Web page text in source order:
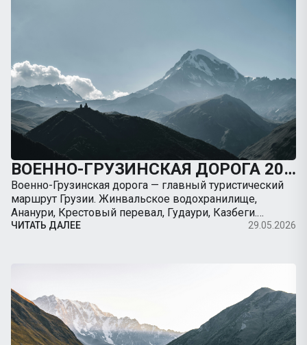
ВОЕННО-ГРУЗИНСКАЯ ДОРОГА 2026: ПОЛНЫЙ ГИД ОТ ТБИЛИСИ ДО КАЗБЕГИ НА МАШИНЕ
Военно-Грузинская дорога — главный туристический
маршрут Грузии. Жинвальское водохранилище,
Ананури, Крестовый перевал, Гудаури, Казбеги.
Полный гид с картой, ценами, остановками, советами
ЧИТАТЬ ДАЛЕЕ 29.05.2026